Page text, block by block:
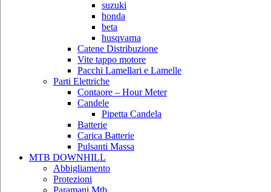
suzuki
honda
beta
husqvarna
Catene Distribuzione
Vite tappo motore
Pacchi Lamellari e Lamelle
Parti Elettriche
Contaore – Hour Meter
Candele
Pipetta Candela
Batterie
Carica Batterie
Pulsanti Massa
MTB DOWNHILL
Abbigliamento
Protezioni
Paramani Mtb